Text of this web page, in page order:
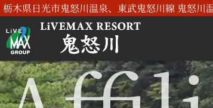
栃木県日光市鬼怒川温泉、東武鬼怒川線 鬼怒川